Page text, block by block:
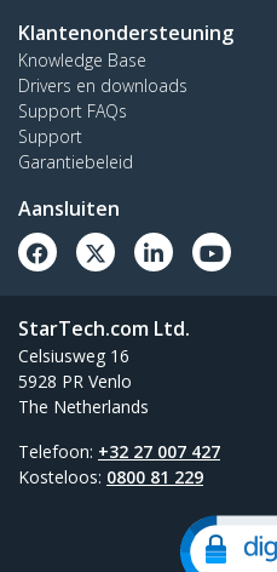
Klantenondersteuning
Knowledge Base
Drivers en downloads
Support FAQs
Support
Garantiebeleid
Aansluiten
StarTech.com Ltd.
Celsiusweg 16
5928 PR Venlo
The Netherlands
Telefoon: +32 27 007 427
Kosteloos: 0800 81 229